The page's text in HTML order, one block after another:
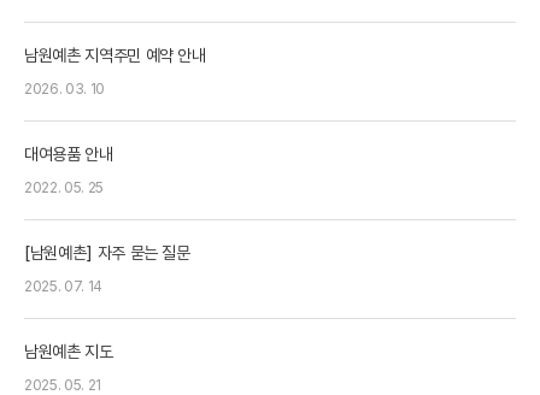
남원예촌 지역주민 예약 안내
2026. 03. 10
대여용품 안내
2022. 05. 25
[남원예촌] 자주 묻는 질문
2025. 07. 14
남원예촌 지도
2025. 05. 21